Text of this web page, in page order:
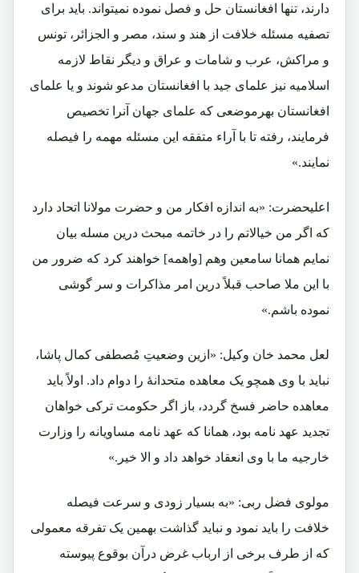
دارند، تنها افغانستان حل و فصل نموده نمیتواند. باید برای
تصفیه مسئله خلافت از هند و سند، مصر و الجزائر، تونس
و مراکش، عرب و شامات و عراق و دیگر نقاط لازمه
اسلامیه نیز علمای جید با افغانستان مدعو شوند و یا علمای
افغانستان بهرموضعی که علمای جهان آنرا تخصیص
فرمایند، رفته تا با آراء متفقه این مسئله مهمه را فیصله
نمایند.»
اعلیحضرت: «به اندازه افکار من و حضرت مولانا اتحاد دارد
که اگر من خیالاتم را در خاتمه مبحث درین مسله بیان
نمایم همانا سامعین وهم [واهمه] خواهند کرد که ضرور من
با این ملا صاحب قبلاً درین امر مذاکرات و سر گوشی
نموده باشم.»
لعل محمد خان وکیل: «ازین وضعیتِ مُصطفی کمال پاشا،
نباید با وی همچو یک معاهده متحدانۀ را دوام داد. اولاً باید
معاهده حاضر فسخ گردد، باز اگر حکومت ترکی خواهان
تجدید عهد نامه بود، همانا که عهد نامه مساویانه را وزارت
خارجیه ما با وی انعقاد خواهد داد و الا خیر.»
مولوی فضل ربی: «به بسیار زودی و سرعت فیصله
خلافت را باید نمود و نباید گذاشت بهمین یک تفرقه معمولی
که از طرف برخی از ارباب غرض درآن بوقوع پیوسته